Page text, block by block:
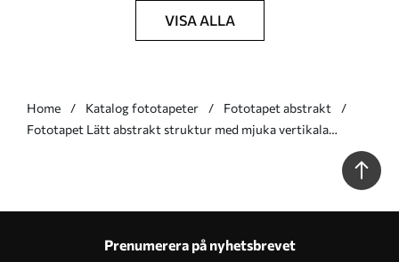
VISA ALLA
Home Katalog fototapeter
Fototapet abstrakt
Fototapet Lätt abstrakt struktur med mjuka vertikala
Prenumerera på nyhetsbrevet